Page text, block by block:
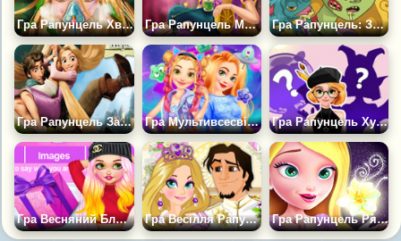
Гра Рапунцель Хвора на Грип Гра Рапунцель Модна Суперниця Гра Рапунцель: Зомбі Прокляття
Гра Рапунцель Заплутана Історія Гра Мультивсесвіт Рапунцель Гра Рапунцель Художниця
Гра Весняний Блог Рапунцель Гра Весілля Рапунцель Гра Рапунцель Рятує Принца